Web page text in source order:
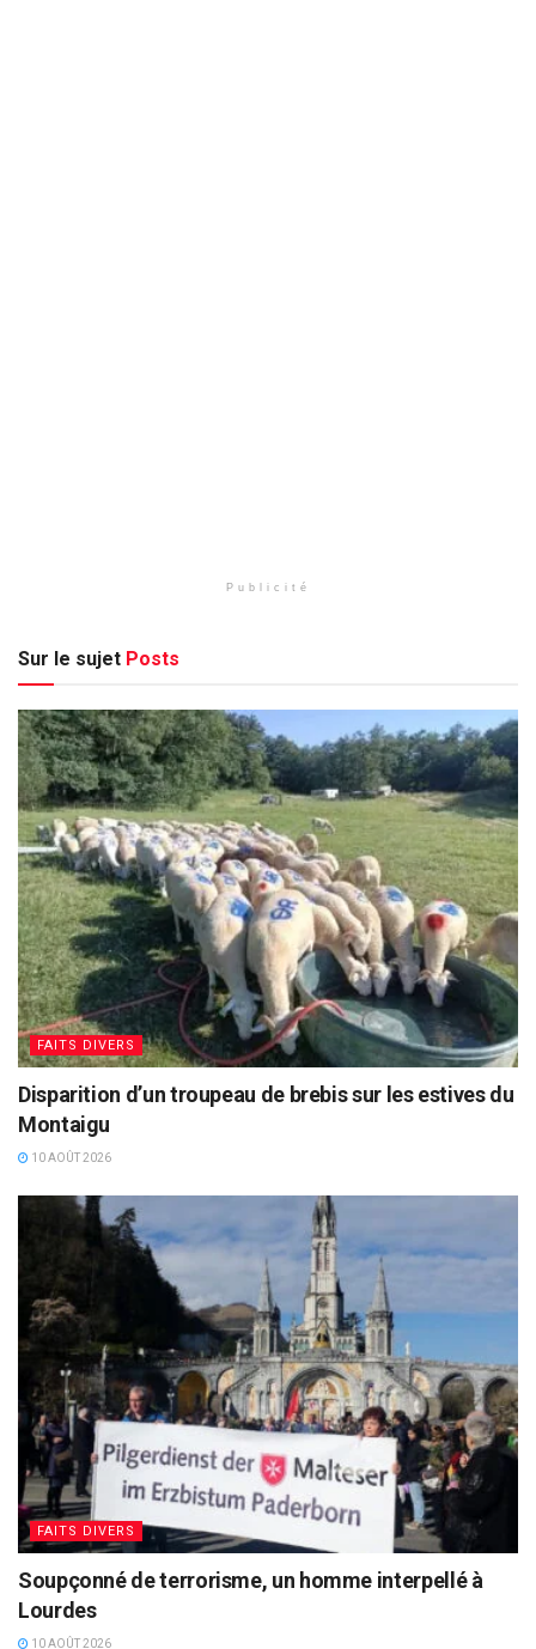
Publicité
Sur le sujet Posts
FAITS DIVERS
Disparition d’un troupeau de brebis sur les estives du
Montaigu
10 AOÛT 2026
FAITS DIVERS
Soupçonné de terrorisme, un homme interpellé à
Lourdes
10 AOÛT 2026